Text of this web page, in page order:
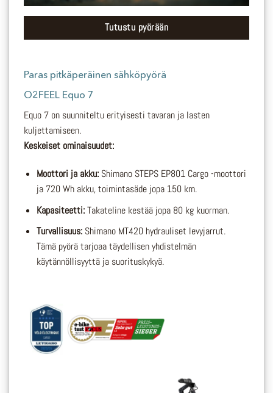
Tutustu pyörään
Paras pitkäperäinen sähköpyörä
O2FEEL Equo 7
Equo 7 on suunniteltu erityisesti tavaran ja lasten
kuljettamiseen.
Keskeiset ominaisuudet:
Moottori ja akku:Shimano STEPS EP801 Cargo -moottori
ja 720 Wh akku, toimintasäde jopa 150 km.
Kapasiteetti:Takateline kestää jopa 80 kg kuorman.
Turvallisuus:Shimano MT420 hydrauliset levyjarrut.
Tämä pyörä tarjoaa täydellisen yhdistelmän
käytännöllisyyttä ja suorituskykyä.